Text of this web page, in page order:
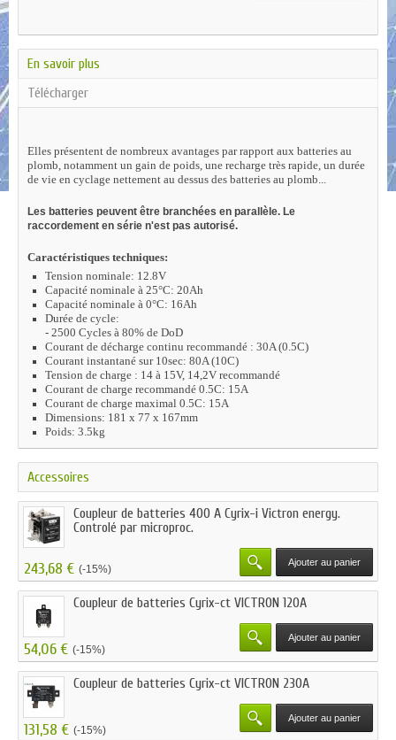
En savoir plus
Télécharger
Elles présentent de nombreux avantages par rapport aux batteries au
plomb, notamment un gain de poids, une recharge très rapide, un durée
de vie en cyclage nettement au dessus des batteries au plomb...
Les batteries peuvent être branchées en parallèle. Le
raccordement en série n'est pas autorisé.
Caractéristiques techniques:
Tension nominale: 12.8V
Capacité nominale à 25°C: 20Ah
Capacité nominale à 0°C: 16Ah
Durée de cycle:
- 2500 Cycles à 80% de DoD
Courant de décharge continu recommandé : 30A (0.5C)
Courant instantané sur 10sec: 80A (10C)
Tension de charge : 14 à 15V, 14,2V recommandé
Courant de charge recommandé 0.5C: 15A
Courant de charge maximal 0.5C: 15A
Dimensions: 181 x 77 x 167mm
Poids: 3.5kg
Accessoires
Coupleur de batteries 400 A Cyrix-i Victron energy.
Controlé par microproc.
243,68 € (-15%)
Ajouter au panier
Coupleur de batteries Cyrix-ct VICTRON 120A
54,06 € (-15%)
Ajouter au panier
Coupleur de batteries Cyrix-ct VICTRON 230A
131,58 € (-15%)
Ajouter au panier